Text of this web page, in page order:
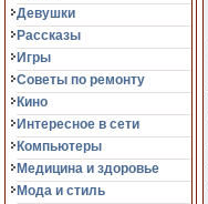
Девушки
Рассказы
Игры
Советы по ремонту
Кино
Интересное в сети
Компьютеры
Медицина и здоровье
Мода и стиль